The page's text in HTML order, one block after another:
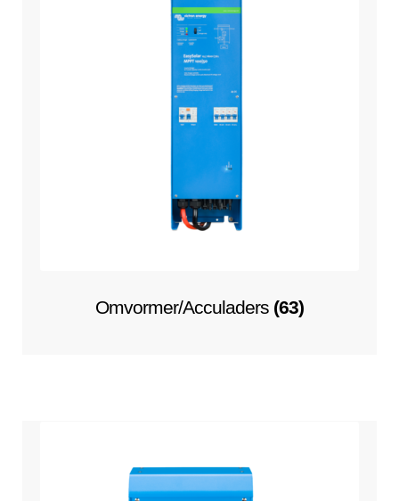
Omvormer/Acculaders (63)